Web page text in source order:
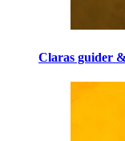
Claras guider